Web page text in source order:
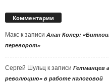
Комментарии
Макс к записи Алан Колер:
переворот»
Сергей Шульц к записи Гетманцев
революцию» в работе налоговой